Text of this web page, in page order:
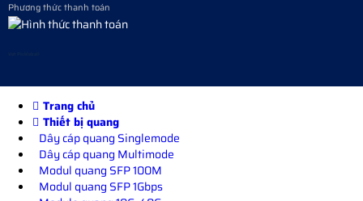
Phương thức thanh toán
Trang chủ
Thiết bị quang
Dây cáp quang Singlemode
Dây cáp quang Multimode
Modul quang SFP 100M
Modul quang SFP 1Gbps